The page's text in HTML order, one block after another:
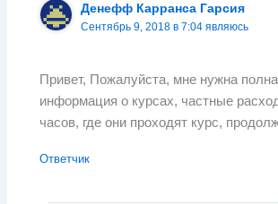
Денефф Карранса Гарсия
Сентябрь 9, 2018 в 7:04 являюсь
Привет, Пожалуйста, мне нужна
информация о курсах, частные
часов, где они проходят курс,
Ответчик